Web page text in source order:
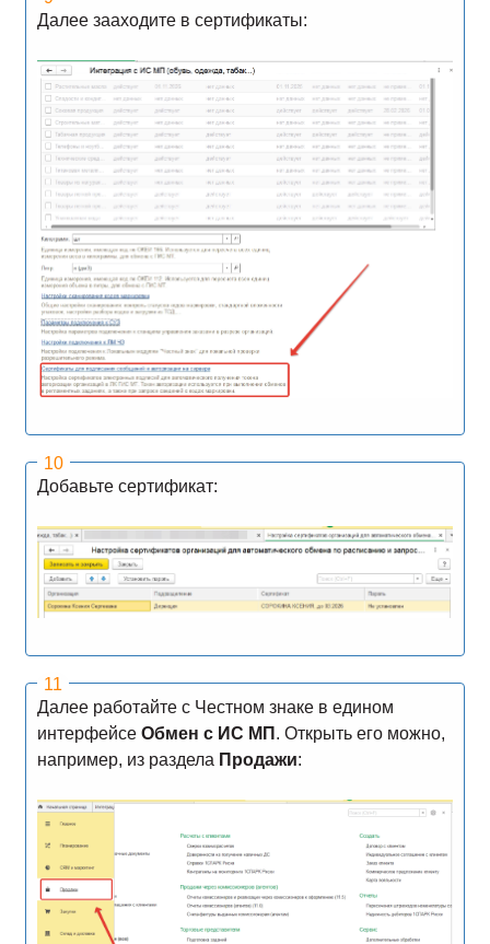
Далее зааходите в сертификаты:
Добавьте сертификат:
Далее работайте с Честном знаке в едином
интерфейсе Обмен с ИС МП . Открыть его можно,
например, из раздела Продажи: